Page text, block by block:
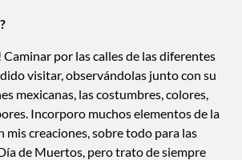
Caminar por las calles de las diferentes
visitar, observándolas junto con su
mexicanas, las costumbres, colores,
Incorporo muchos elementos de la
mis creaciones, sobre todo para las